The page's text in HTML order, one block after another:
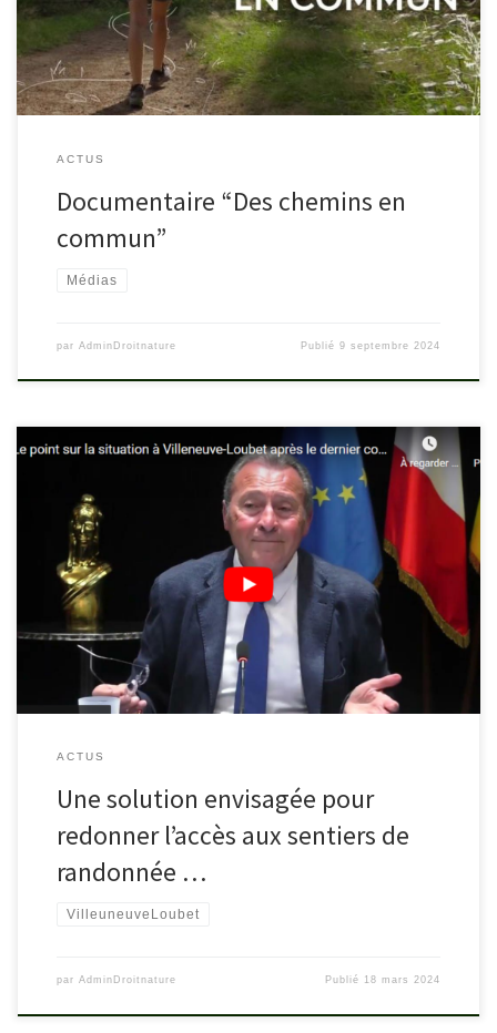
en France depuis les années 60. Aujourd’hui, la question de notre
liberté de circulation se pose souvent […]
ACTUS
Documentaire “Des chemins en
commun”
Médias
par AdminDroitnature Publié9 septembre 2024
Le point sur la situation par Lionnel Luca, maire de Villeneuve-
Loubet : Pour en savoir plus :
ACTUS
Une solution envisagée pour
redonner l’accès aux sentiers de
randonnée …
VilleuneuveLoubet
par AdminDroitnature Publié 18 mars 2024